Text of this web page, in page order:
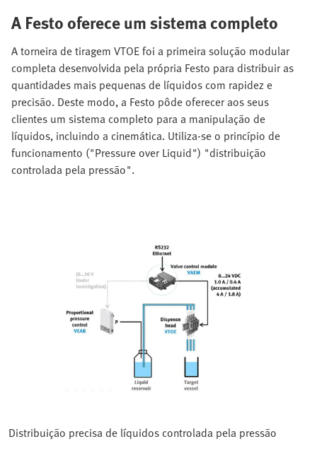
A Festo oferece um sistema completo
A torneira de tiragem VTOE foi a primeira solução modular
completa desenvolvida pela própria Festo para distribuir as
quantidades mais pequenas de líquidos com rapidez e
precisão. Deste modo, a Festo pôde oferecer aos seus
clientes um sistema completo para a manipulação de
líquidos, incluindo a cinemática. Utiliza-se o princípio de
funcionamento ("Pressure over Liquid") "distribuição
controlada pela pressão".
Distribuição precisa de líquidos controlada pela pressão